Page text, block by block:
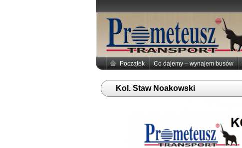
Początek Co dajemy – wynajem busów
Kol. Staw Noakowski